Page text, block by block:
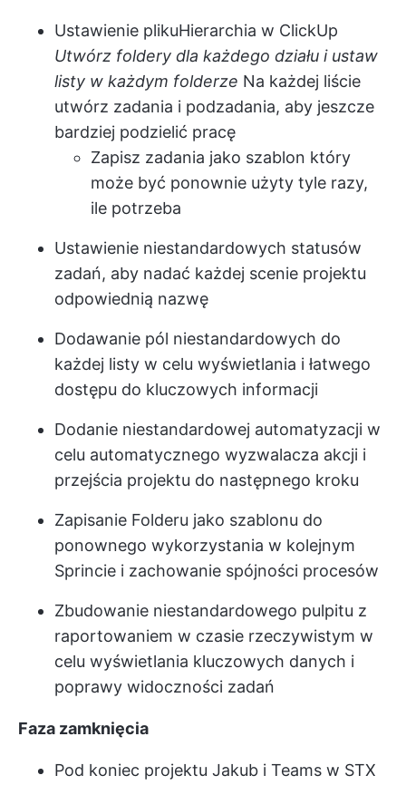
Ustawienie plikuHierarchia w ClickUp
Utwórz foldery dla każdego działu i ustaw
listy w każdym folderze Na każdej liście
utwórz zadania i podzadania, aby jeszcze
bardziej podzielić pracę
Zapisz zadania jako szablon który
może być ponownie użyty tyle razy,
ile potrzeba
Ustawienie niestandardowych statusów
zadań, aby nadać każdej scenie projektu
odpowiednią nazwę
Dodawanie pól niestandardowych do
każdej listy w celu wyświetlania i łatwego
dostępu do kluczowych informacji
Dodanie niestandardowej automatyzacji w
celu automatycznego wyzwalacza akcji i
przejścia projektu do następnego kroku
Zapisanie Folderu jako szablonu do
ponownego wykorzystania w kolejnym
Sprincie i zachowanie spójności procesów
Zbudowanie niestandardowego pulpitu z
raportowaniem w czasie rzeczywistym w
celu wyświetlania kluczowych danych i
poprawy widoczności zadań
Faza zamknięcia
Pod koniec projektu Jakub i Teams w STX